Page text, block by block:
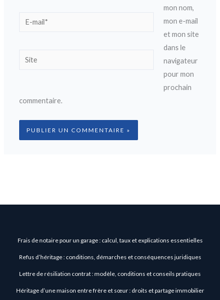
E-
Site
mon nom,
mon e-mail
et mon site
dans le
navigateur
pour mon
prochain
commentaire.
Frais de notaire pour un garage : calcul, taux et explications essentielles
Refus d’héritage : conditions, démarches et conséquences juridiques
Lettre de résiliation contrat : modèle, conditions et conseils pratiques
Héritage d’une maison entre frère et sœur : droits et partage immobilier